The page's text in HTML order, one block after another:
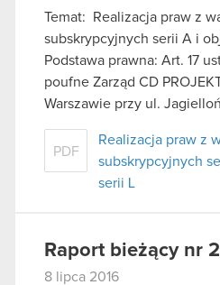
Temat: Realizacja praw z
subskrypcyjnych serii A i
Podstawa prawna: Art. 17
poufne Zarząd CD
Warszawie przy ul.
PDF
Realizacja praw z
subskrypcyjnych
serii L
Raport bieżący nr
8 lipca 2016